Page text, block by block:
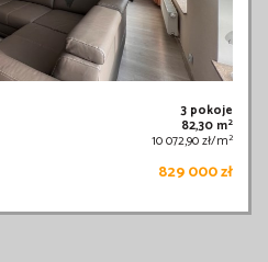
3 pokoje
82,30 m2
10 072,90 zł/m2
829 000 zł